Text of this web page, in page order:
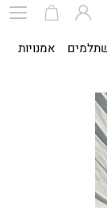
אמנויות